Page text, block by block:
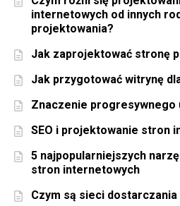
internetowych od innych
projektowania?
Jak zaprojektować stronę
Jak przygotować witrynę
Znaczenie progresywnego
SEO i projektowanie stron
5 najpopularniejszych
stron internetowych
Czym są sieci